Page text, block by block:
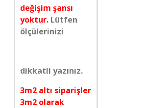
değişim şansı
yoktur. Lütfen
ölçülerinizi
dikkatli yazınız.
3m2 altı siparişler
3m2 olarak